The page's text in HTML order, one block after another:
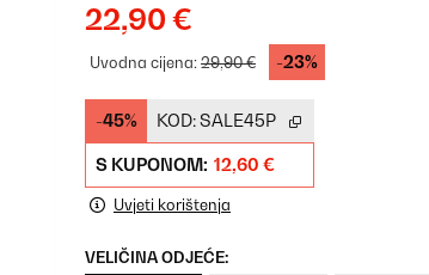
22,90 €
Uvodna cijena:29,90 € -23%
-45% KOD:SALE45P
S KUPONOM: 12,60 €
Uvjeti korištenja
VELIČINA ODJEĆE: